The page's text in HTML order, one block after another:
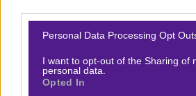
Please note that this website/app uses
not limited to your visit or usage
grant or deny consent to Google and
use your data for below specified
Personal Data Processing Opt
I want to opt-out of the Sharing of
personal data.
Opted In
Δείτε με ένα κλικ τις καλύτερες
Ο Βασίλης Πυλιάνος